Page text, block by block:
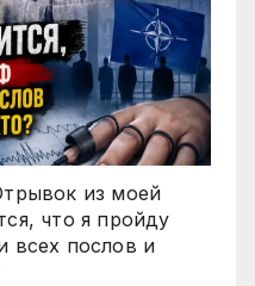
из моей
что я пройду
всех послов и